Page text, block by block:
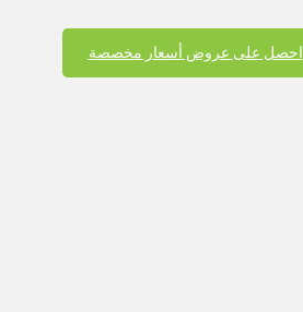
احصل على عروض أسعار مخصصة